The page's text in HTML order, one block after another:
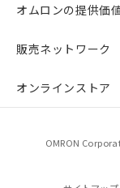
オムロンの提供価
販売ネットワーク
オンラインストア
OMRON